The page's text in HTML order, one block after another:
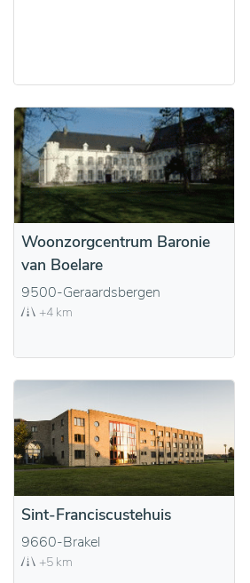
Woonzorgcentrum Baronie
van Boelare
9500-Geraardsbergen
+4 km
Sint-Franciscustehuis
9660-Brakel
+5 km